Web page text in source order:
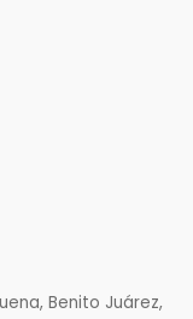
Benito Juárez,